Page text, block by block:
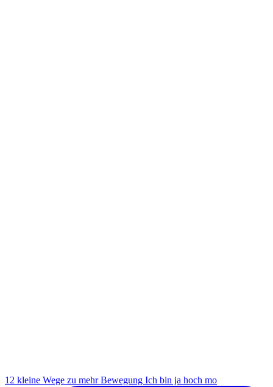
12 kleine Wege zu mehr Bewegung Ich bin ja hoch mo